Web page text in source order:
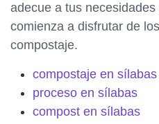
adecue a tus
comienza a disfrutar de
compostaje.
compostaje en sílabas
proceso en sílabas
compost en sílabas